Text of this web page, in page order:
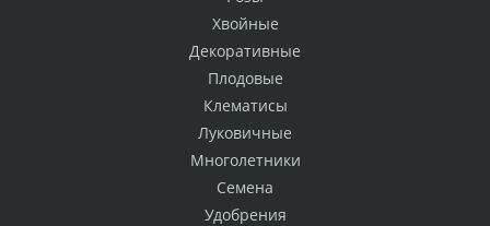
Хвойные
Декоративные
Плодовые
Клематисы
Луковичные
Многолетники
Семена
Удобрения